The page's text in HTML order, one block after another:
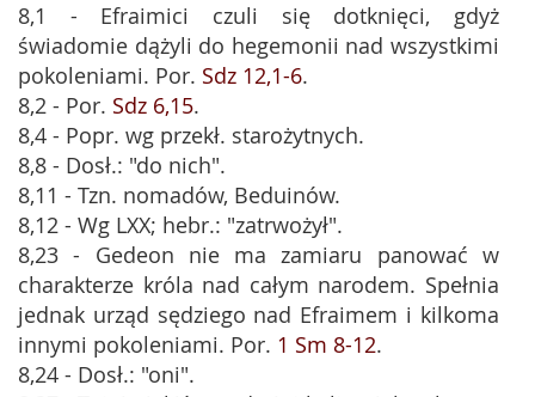
8,1 - Efraimici czuli się dotknięci, gdyż
świadomie dążyli do hegemonii nad wszystkimi
pokoleniami. Por. Sdz 12,1-6.
8,2 - Por. Sdz 6,15.
8,4 - Popr. wg przekł. starożytnych.
8,8 - Dosł.: "do nich".
8,11 - Tzn. nomadów, Beduinów.
8,12 - Wg LXX; hebr.: "zatrwożył".
8,23 - Gedeon nie ma zamiaru panować w
charakterze króla nad całym narodem. Spełnia
jednak urząd sędziego nad Efraimem i kilkoma
innymi pokoleniami. Por. 1 Sm 8-12.
8,24 - Dosł.: "oni".